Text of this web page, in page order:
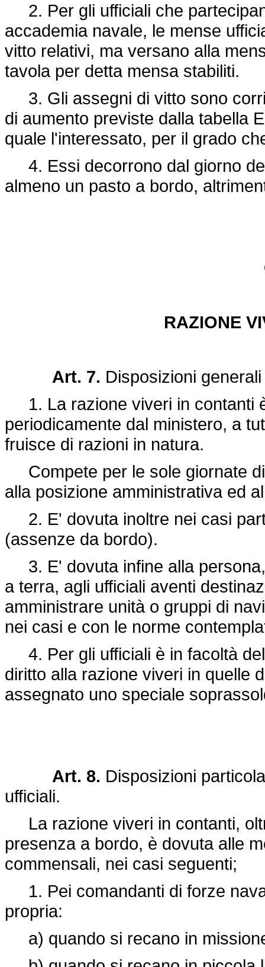
2. Per gli ufficiali che
accademia navale, le mense
vitto relativi, ma versano alla
tavola per detta mensa stabiliti.
3. Gli assegni di vitto sono
di aumento previste dalla tabella
quale l'interessato, per il grado
4. Essi decorrono dal giorno
almeno un pasto a bordo,
RAZIONE
Art. 7. Disposizioni
1. La razione viveri in contanti
periodicamente dal ministero, a
fruisce di razioni in natura.
Compete per le sole giornate
alla posizione amministrativa ed
2. E' dovuta inoltre nei casi
(assenze da bordo).
3. E' dovuta infine alla
a terra, agli ufficiali aventi
amministrare unità o gruppi di
nei casi e con le norme
4. Per gli ufficiali è in facoltà
diritto alla razione viveri in quelle
assegnato uno speciale
Art. 8. Disposizioni
ufficiali.
La razione viveri in contanti,
presenza a bordo, è dovuta alle
commensali, nei casi seguenti;
1. Pei comandanti di forze
propria:
a) quando si recano in